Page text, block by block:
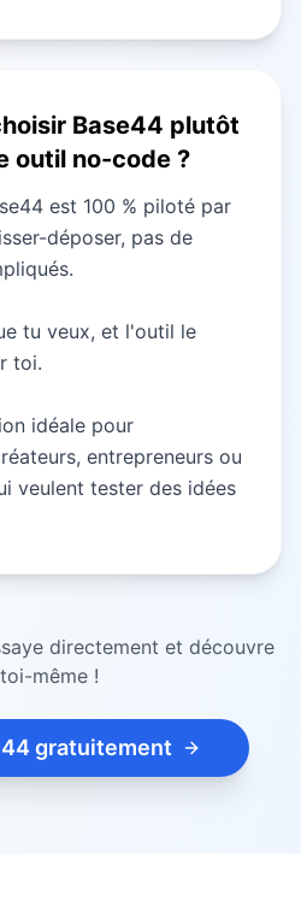
Base44 plutôt
outil no-code ?
est 100 % piloté par
déposer, pas de
tu veux, et l'outil le
toi.
idéale pour
entrepreneurs ou
veulent tester des idées
directement et découvre
même !
gratuitement